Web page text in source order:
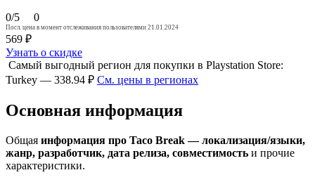
0/5 0
Посл. цена в момент отслеживания пользователями 21.01.2024
569 ₽
Узнать о скидке
Самый выгодный регион для покупки в Playstation Store:
Turkey — 338.94 ₽ См. цены в регионах
Основная информация
Общая информация про Taco Break — локализация/языки,
жанр, разработчик, дата релиза, совместимость и прочие
характеристики.